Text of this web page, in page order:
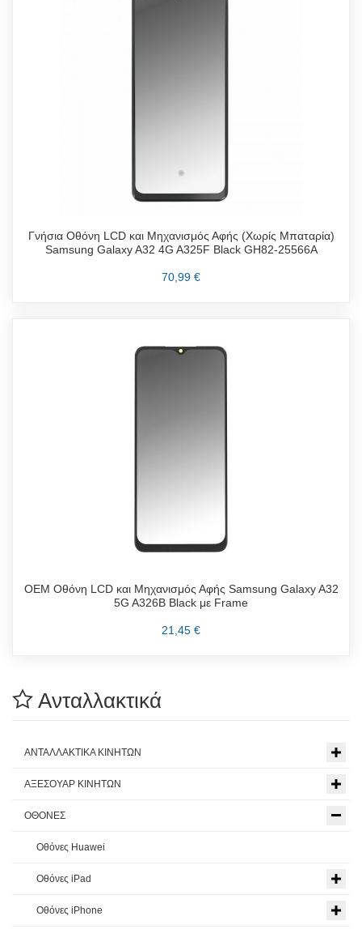
Γνήσια Οθόνη LCD και Μηχανισμός Αφής (Χωρίς Μπαταρία)
Samsung Galaxy A32 4G A325F Black GH82-25566A
70,99 €
OEM Οθόνη LCD και Μηχανισμός Αφής Samsung Galaxy A32
5G A326B Black με Frame
21,45 €
Ανταλλακτικά
ΑΝΤΑΛΛΑΚΤΙΚΑ ΚΙΝΗΤΩΝ
ΑΞΕΣΟΥΑΡ ΚΙΝΗΤΩΝ
ΟΘΟΝΕΣ
Οθόνες Huawei
Οθόνες iPad
Οθόνες iPhone